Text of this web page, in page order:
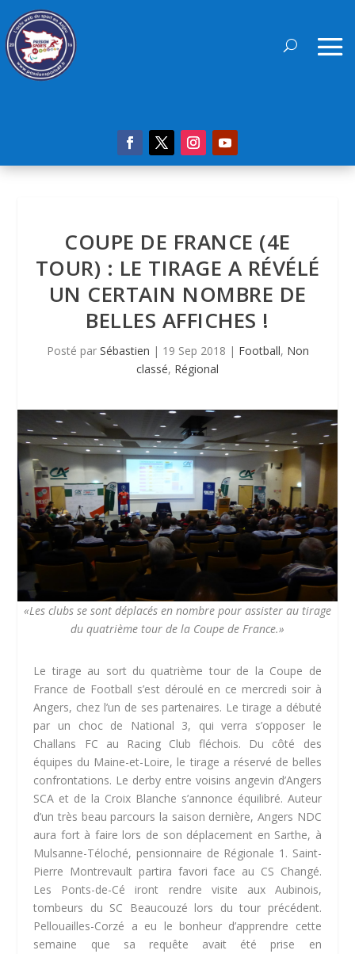
COUPE DE FRANCE (4E
TOUR) : LE TIRAGE A RÉVÉLÉ
UN CERTAIN NOMBRE DE
BELLES AFFICHES !
Posté par Sébastien | 19 Sep 2018 | Football, Non
classé, Régional
«Les clubs se sont déplacés en nombre pour assister au tirage
du quatrième tour de la Coupe de France.»
Le tirage au sort du quatrième tour de la Coupe de
France de Football s’est déroulé en ce mercredi soir à
Angers, chez l’un de ses partenaires. Le tirage a débuté
par un choc de National 3, qui verra s’opposer le
Challans FC au Racing Club fléchois. Du côté des
équipes du Maine-et-Loire, le tirage a réservé de belles
confrontations. Le derby entre voisins angevin d’Angers
SCA et de la Croix Blanche s’annonce équilibré. Auteur
d’un très beau parcours la saison dernière, Angers NDC
aura fort à faire lors de son déplacement en Sarthe, à
Mulsanne-Téloché, pensionnaire de Régionale 1. Saint-
Pierre Montrevault partira favori face au CS Changé.
Les Ponts-de-Cé iront rendre visite aux Aubinois,
tombeurs du SC Beaucouzé lors du tour précédent.
Pellouailles-Corzé a eu le bonheur d’apprendre cette
semaine que sa requête avait été prise en